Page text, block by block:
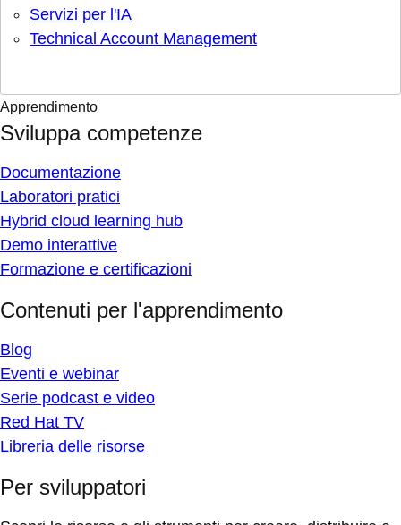
Servizi per l'IA
Technical Account Management
Apprendimento
Sviluppa competenze
Documentazione
Laboratori pratici
Hybrid cloud learning hub
Demo interattive
Formazione e certificazioni
Contenuti per l'apprendimento
Blog
Eventi e webinar
Serie podcast e video
Red Hat TV
Libreria delle risorse
Per sviluppatori